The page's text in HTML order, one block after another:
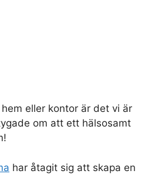
eller kontor är det vi är
om att ett hälsosamt
har åtagit sig att skapa en